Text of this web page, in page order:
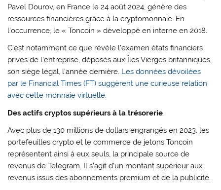
Pavel Dourov, en France le 24 août 2024, génère des
ressources financières grâce à la cryptomonnaie. En
l’occurrence, le « Toncoin » développé en interne en 2018.
C’est notamment ce que révèle l’examen états financiers
privés de l’entreprise, déposés aux Îles Vierges britanniques,
son siège légal, l’année dernière. Les données dévoilées
par le Financial Times (FT) suggèrent une curieuse relation
avec cette monnaie virtuelle.
Des actifs cryptos supérieurs à la trésorerie
Avec plus de 130 millions de dollars engrangés en 2023, les
portefeuilles crypto et le commerce de jetons Toncoin
représentent ainsi à eux seuls, la principale source de
revenus de Telegram. Il s’agit d’un montant supérieur aux
revenus issus des abonnements premium et de la publicité.